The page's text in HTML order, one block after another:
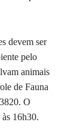
devem ser
pelo
animais
de Fauna
O
16h30.